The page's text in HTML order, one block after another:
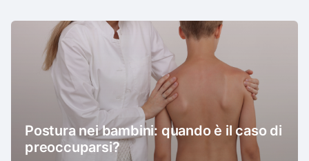
Postura nei bambini: quando è il caso di
preoccuparsi?